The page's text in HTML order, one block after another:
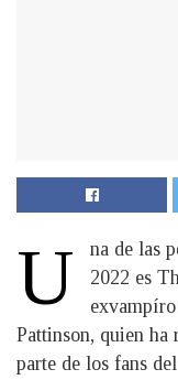
U
na de las
2022 es
Pattinson, quien
parte de los fans